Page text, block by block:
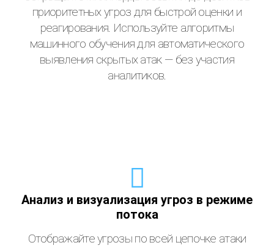
приоритетных угроз для быстрой оценки и
реагирования. Используйте алгоритмы
машинного обучения для автоматического
выявления скрытых атак — без участия
аналитиков.
Анализ и визуализация угроз в режиме
потока
Отображайте угрозы по всей цепочке атаки